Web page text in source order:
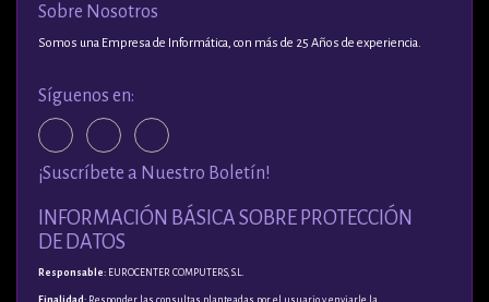
Sobre Nosotros
Somos una Empresa de Informática, con más de 25 Años de experiencia.
Síguenos en:
¡Suscríbete a Nuestro Boletín!
INFORMACIÓN BÁSICA SOBRE PROTECCIÓN
DE DATOS
Responsable: EUROCENTER COMPUTERS, S.L.
Finalidad : Responder las consultas planteadas por el usuario y enviarle la